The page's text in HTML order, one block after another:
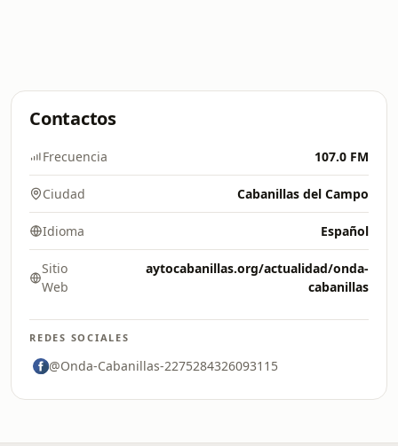
Contactos
Frecuencia 107.0 FM
Ciudad Cabanillas del Campo
Idioma Español
Sitio
Web
aytocabanillas.org/actualidad/onda-
cabanillas
REDES SOCIALES
@Onda-Cabanillas-2275284326093115